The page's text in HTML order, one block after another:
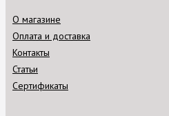
О магазине
Оплата и доставка
Контакты
Статьи
Сертификаты